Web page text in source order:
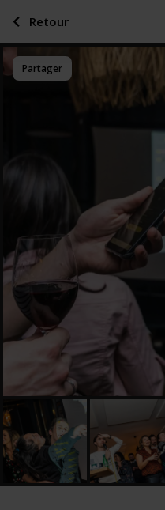
Partager
Retour